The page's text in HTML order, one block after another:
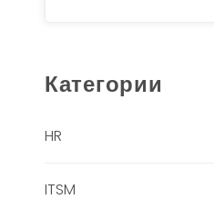
Категории
HR
ITSM